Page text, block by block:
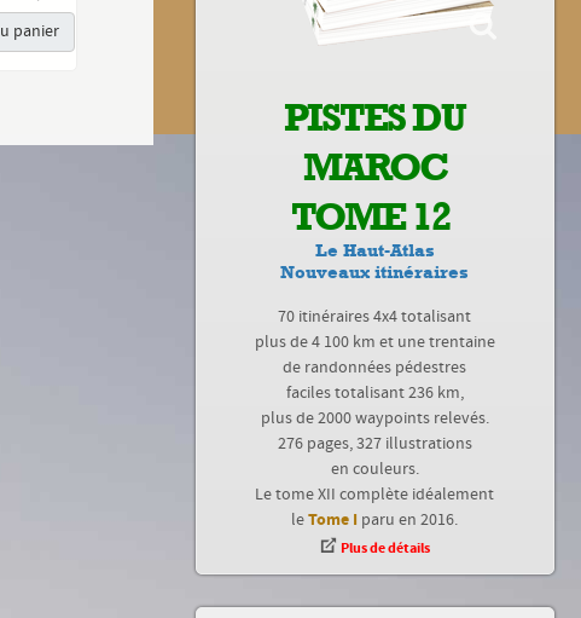
panier
PISTES DU
MAROC
TOME 12
Le Haut-Atlas
Nouveaux itinéraires
70 itinéraires 4x4 totalisant
plus de 4 100 km et une trentaine
de randonnées pédestres
faciles totalisant 236 km,
plus de 2000 waypoints relevés.
276 pages, 327 illustrations
en couleurs.
Le tome XII complète idéalement
leTome I paru en 2016.
Plus de détails